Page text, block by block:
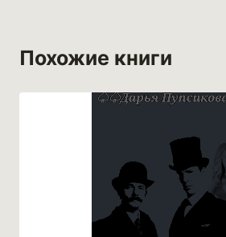
Похожие книги